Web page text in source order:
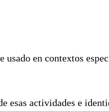
en contextos
esas actividades e